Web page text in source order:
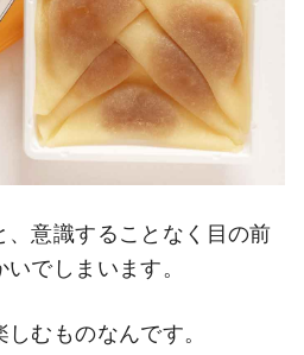
意識することなく目の前
でしまいます。
むものなんです。